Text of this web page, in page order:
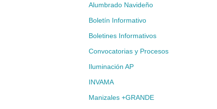
Alumbrado Navideño
Boletín Informativo
Boletines Informativos
Convocatorias y Procesos
Iluminación AP
INVAMA
Manizales +GRANDE